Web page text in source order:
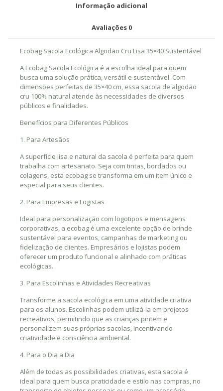
Informação adicional
Avaliações 0
Ecobag Sacola Ecológica Algodão Cru Lisa 35×40 Sustentável
A Ecobag Sacola Ecológica é a escolha ideal para quem
busca uma solução prática, versátil e sustentável. Com
dimensões perfeitas de 35×40 cm, essa sacola de algodão
cru 100% natural atende às necessidades de diversos
públicos e finalidades.
Benefícios para Diferentes Públicos
1. Para Artesãos
A superfície lisa e natural da sacola é perfeita para quem
trabalha com artesanato. Seja com tintas, bordados ou
colagens, esta ecobag se transforma em um item único e
especial para seus clientes.
2. Para Empresas e Logistas
Ideal para personalização com logotipos e mensagens
corporativas, a ecobag é uma excelente opção de brinde
sustentável para eventos, campanhas de marketing ou
fidelização de clientes. Empresários e lojistas podem
oferecer um produto funcional e alinhado com práticas
ecológicas.
3. Para Escolinhas e Atividades Recreativas
Transforme a sacola ecológica em uma atividade criativa
para os alunos. Escolinhas podem utilizá-la em projetos
recreativos, permitindo que as crianças pintem e
personalizem suas próprias sacolas, incentivando
criatividade e consciência ambiental.
4. Para o Dia a Dia
Além de todas as possibilidades criativas, esta sacola é
ideal para quem busca praticidade e estilo nas compras, no